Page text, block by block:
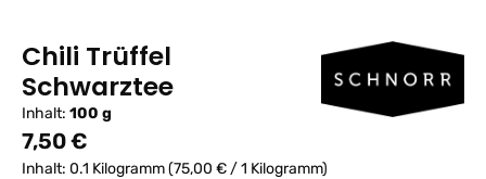
Chili Trüffel
Schwarztee
Inhalt: 100 g
Regulärer Preis:
7,50 €
Inhalt: 0.1 Kilogramm(75,00 € / 1 Kilogramm)